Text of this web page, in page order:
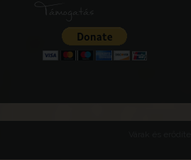
Támogatás